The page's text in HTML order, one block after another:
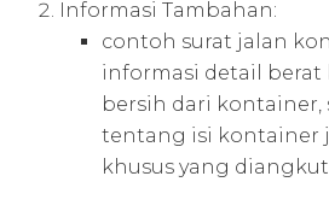
Informasi Tambahan:
contoh surat jalan
informasi detail berat
bersih dari kontainer,
tentang isi kontainer
khusus yang